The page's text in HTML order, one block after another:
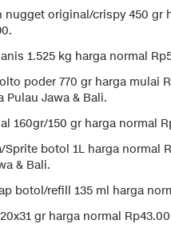
nugget original/crispy 450 gr
1.525 kg harga normal
poder 770 gr harga mulai
Pulau Jawa & Bali.
160gr/150 gr harga normal
botol 1L harga normal
& Bali.
botol/refill 135 ml harga
gr harga normal